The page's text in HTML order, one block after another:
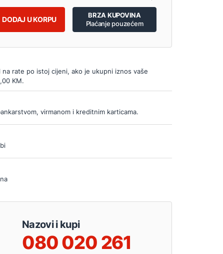
DODAJ U KORPU
BRZA KUPOVINA
Plaćanje pouzećem
na rate po istoj cijeni, ako je ukupni iznos vaše
KM.
virmanom i kreditnim karticama.
Nazovi i kupi
080 020 261